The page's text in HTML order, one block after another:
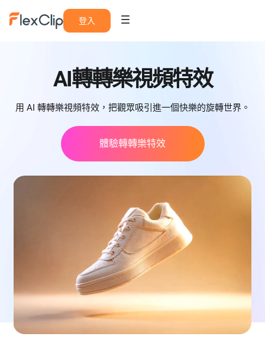
登入
AI轉轉樂視頻特效
用 AI 轉轉樂視頻特效，把觀眾吸引進一個快樂的旋轉世界。
體驗轉轉樂特效